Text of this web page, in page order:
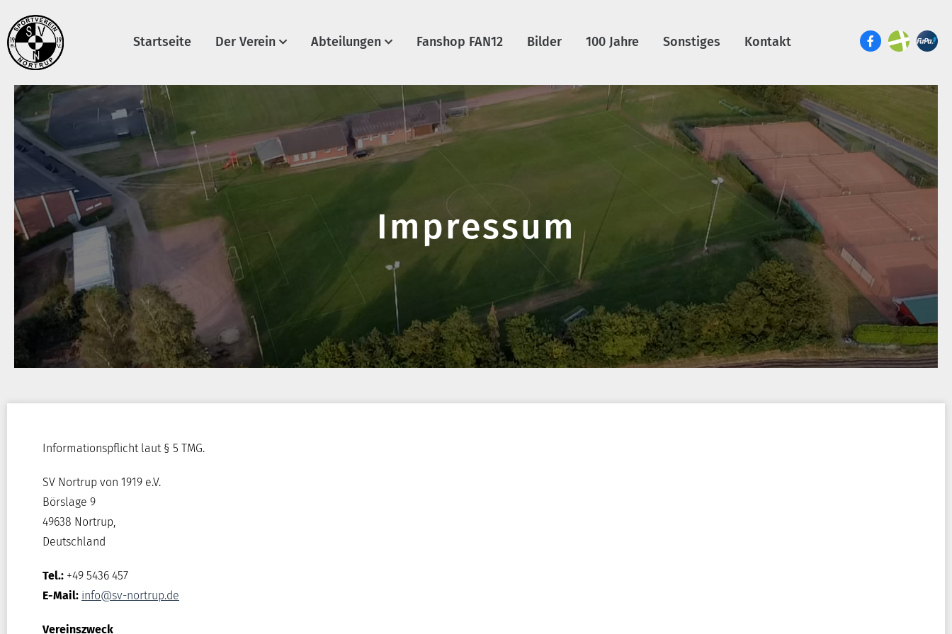
Startseite Der Verein Abteilungen Fanshop FAN12 Bilder 100 Jahre Sonstiges Kontakt
Impressum
Informationspflicht laut § 5 TMG.
SV Nortrup von 1919 e.V.
Börslage 9
49638 Nortrup,
Deutschland
Tel.: +49 5436 457
E-Mail: info@sv-nortrup.de
Vereinszweck